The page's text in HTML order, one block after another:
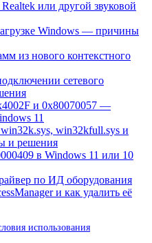
или другой звуковой
Windows — причины
из нового контекстного
сетевого
и 0x80070057 —
11
win32kfull.sys и
и решения
в Windows 11 или 10
по ИД оборудования
и как удалить её
использования